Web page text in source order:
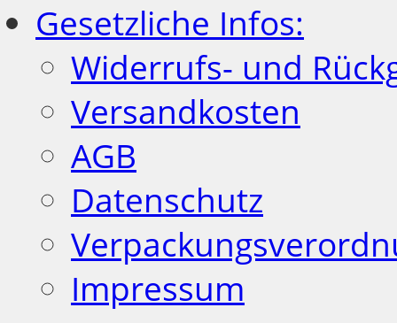
Gesetzliche Infos:
Widerrufs- und
Versandkosten
AGB
Datenschutz
Impressum